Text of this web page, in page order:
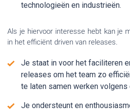
technologieën en industrieën.
Als je hiervoor interesse hebt kan je
in het efficiënt driven van releases.
Je staat in voor het faciliteren
releases om het team zo
te laten samen werken
Je ondersteunt en